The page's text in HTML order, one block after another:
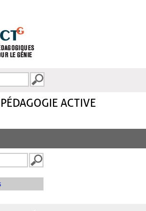
ACTIVE